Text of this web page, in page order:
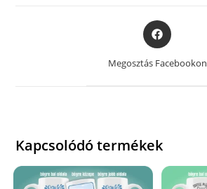
Opens
in
a
Megosztás Facebookon
Kapcsolódó termékek